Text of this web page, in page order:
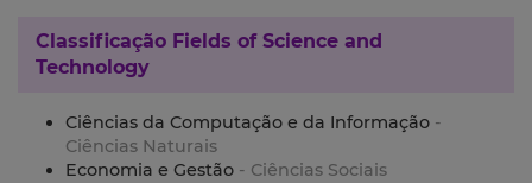
Classificação Fields of Science and
Technology
Ciências da Computação e da Informação -
Ciências Naturais
Economia e Gestão - Ciências Sociais